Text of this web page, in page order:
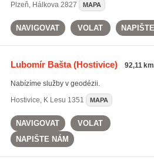
Plzeň, Hálkova 2827 MAPA
NAVIGOVAT VOLAT
Lubomír Bašta(Hostivice) 92,11 km
Nabízíme služby v geodézii.
Hostivice, K Lesu 1351 MAPA
NAVIGOVAT
VOLAT
NAPIŠTE NÁM